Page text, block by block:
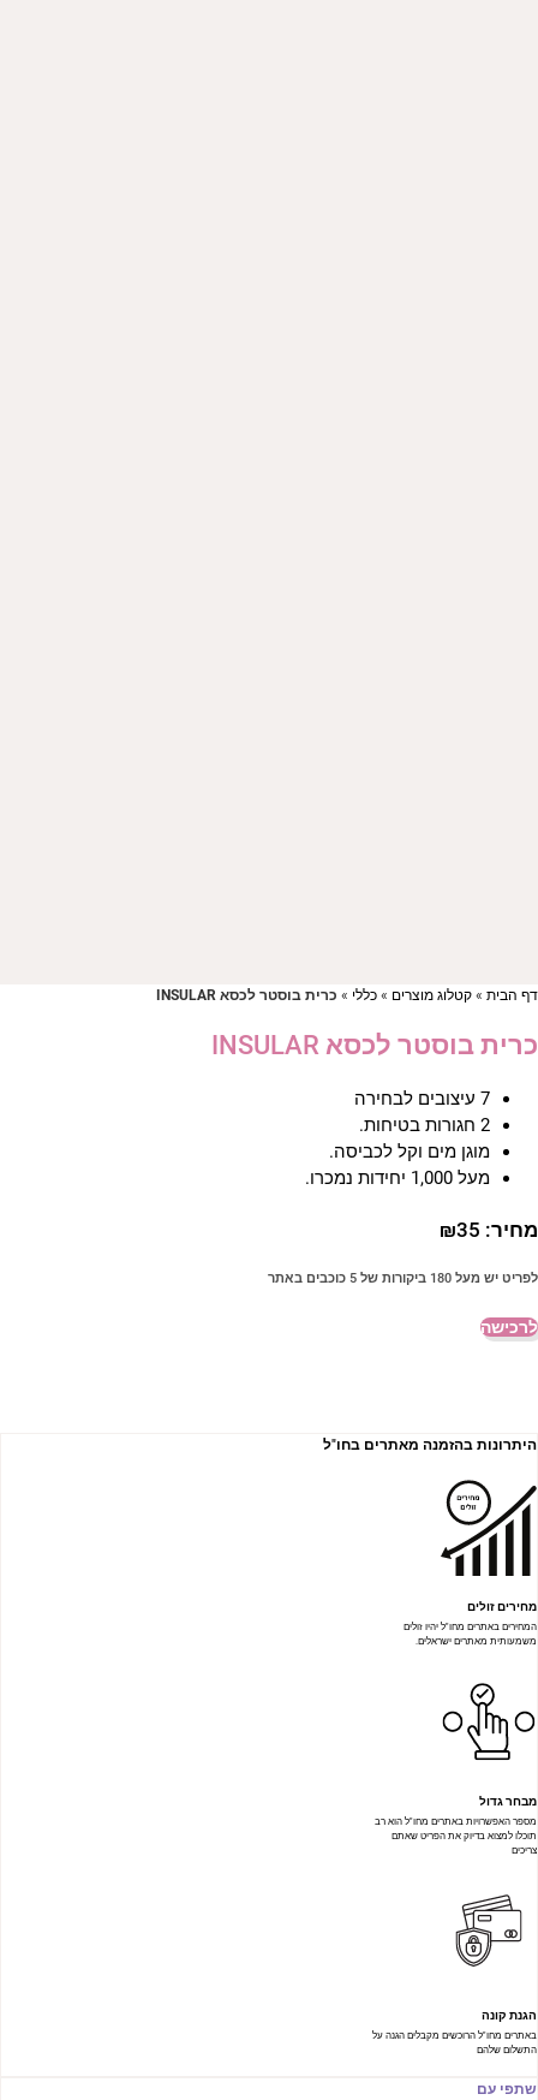
דף הבית» קטלוג מוצרים » כללי » כרית בוסטר לכסא INSULAR
כרית בוסטר לכסא INSULAR
7 עיצובים לבחירה
2 חגורות בטיחות.
מוגן מים וקל לכביסה.
מעל 1,000 יחידות נמכרו.
מחיר: ₪35
לפריט יש מעל 180 ביקורות של 5 כוכבים באתר
לרכישה
היתרונות בהזמנה מאתרים בחו"ל
מחירים זולים
המחירים באתרים מחו"ל יהיו זולים
משמעותית מאתרים ישראלים.
מבחר גדול
מספר האפשרויות באתרים מחו"ל הוא רב
תוכלו למצוא בדיוק את הפריט שאתם
צריכים
הגנת קונה
באתרים מחו"ל הרוכשים מקבלים הגנה על
התשלום שלהם
שתפי עם